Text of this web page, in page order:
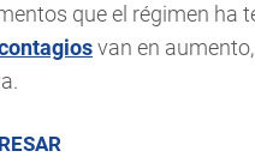
que el régimen ha
van en